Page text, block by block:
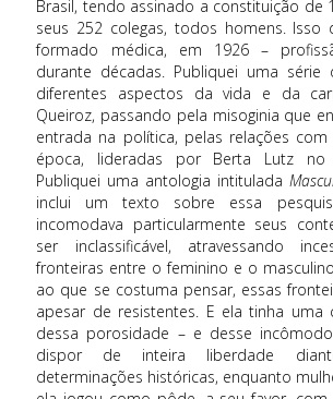
Brasil, tendo assinado a constituição de
seus 252 colegas, todos homens.
formado médica, em 1926 –
durante décadas. Publiquei uma série
diferentes aspectos da vida e da
Queiroz, passando pela misoginia que
entrada na política, pelas relações
época, lideradas por Berta Lutz no
Publiquei uma antologia intitulada
inclui um texto sobre essa
incomodava particularmente seus
ser inclassificável, atravessando
fronteiras entre o feminino e o
ao que se costuma pensar, essas
apesar de resistentes. E ela tinha uma
dessa porosidade – e desse
dispor de inteira liberdade
determinações históricas, enquanto